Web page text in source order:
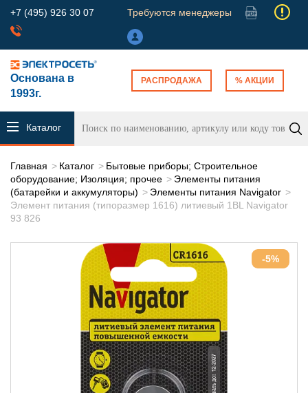
+7 (495) 926 30 07 Требуются менеджеры
Основана в
1993г.
РАСПРОДАЖА % АКЦИИ
Каталог
Главная Каталог
Бытовые приборы; Строительное
оборудование; Изоляция; прочее
Элементы питания
(батарейки и аккумуляторы)
Элементы питания Navigator
Элемент питания (типоразмер 1616) литиевый 1BL Navigator
93 826
-5%